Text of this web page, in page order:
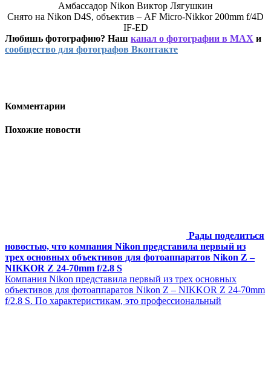
Амбассадор Nikon Виктор Лягушкин
Снято на Nikon D4S, объектив – AF Micro-Nikkor 200mm f/4D
IF-ED
Любишь фотографию? Наш канал о фотографии в MAX и
сообщество для фотографов Вконтакте
Комментарии
Похожие новости
Рады поделиться
новостью, что компания Nikon представила первый из
трех основных объективов для фотоаппаратов Nikon Z –
NIKKOR Z 24-70mm f/2.8 S
Компания Nikon представила первый из трех основных
объективов для фотоаппаратов Nikon Z – NIKKOR Z 24-70mm
f/2.8 S. По характеристикам, это профессиональный